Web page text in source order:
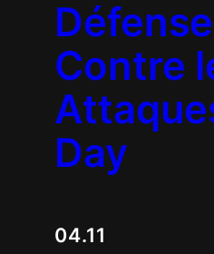
Défense
Contre
Day
04.11